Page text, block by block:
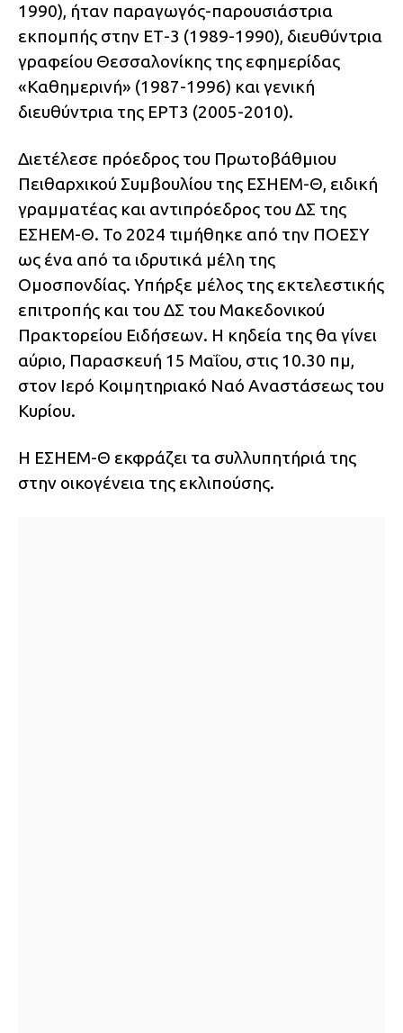
1990), ήταν παραγωγός-παρουσιάστρια
εκπομπής στην ΕΤ-3 (1989-1990), διευθύντρια
γραφείου Θεσσαλονίκης της εφημερίδας
«Καθημερινή» (1987-1996) και γενική
διευθύντρια της ΕΡΤ3 (2005-2010).
Διετέλεσε πρόεδρος του Πρωτοβάθμιου
Πειθαρχικού Συμβουλίου της ΕΣΗΕΜ-Θ, ειδική
γραμματέας και αντιπρόεδρος του ΔΣ της
ΕΣΗΕΜ-Θ. Το 2024 τιμήθηκε από την ΠΟΕΣΥ
ως ένα από τα ιδρυτικά μέλη της
Ομοσπονδίας. Υπήρξε μέλος της εκτελεστικής
επιτροπής και του ΔΣ του Μακεδονικού
Πρακτορείου Ειδήσεων. Η κηδεία της θα γίνει
αύριο, Παρασκευή 15 Μαΐου, στις 10.30 πμ,
στον Ιερό Κοιμητηριακό Ναό Αναστάσεως του
Κυρίου.
Η ΕΣΗΕΜ-Θ εκφράζει τα συλλυπητήριά της
στην οικογένεια της εκλιπούσης.